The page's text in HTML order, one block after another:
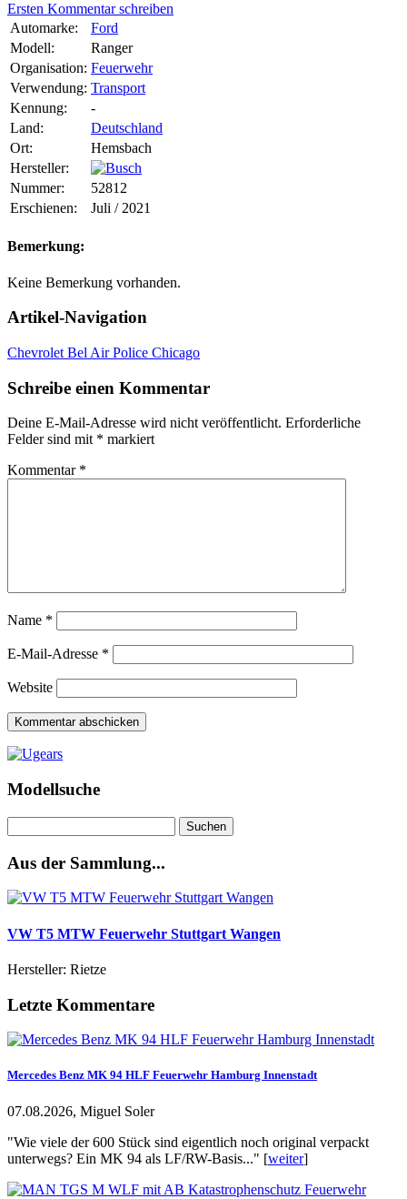
Ersten Kommentar schreiben
Automarke:
Ford
Modell:
Ranger
Organisation: Feuerwehr
Verwendung: Transport
Kennung:
-
Land:
Deutschland
Ort:
Hemsbach
Hersteller:
Nummer:
52812
Erschienen:
Juli / 2021
Bemerkung:
Keine Bemerkung vorhanden.
Artikel-Navigation
Chevrolet Bel Air Police Chicago
Schreibe einen Kommentar
Deine E-Mail-Adresse wird nicht veröffentlicht. Erforderliche
Felder sind mit * markiert
Kommentar *
Name *
E-Mail-Adresse *
Website
Modellsuche
nach:
Aus der Sammlung...
VW T5 MTW Feuerwehr Stuttgart Wangen
Hersteller: Rietze
Letzte Kommentare
Mercedes Benz MK 94 HLF Feuerwehr Hamburg Innenstadt
07.08.2026, Miguel Soler
"Wie viele der 600 Stück sind eigentlich noch original verpackt
unterwegs? Ein MK 94 als LF/RW-Basis..." [weiter]